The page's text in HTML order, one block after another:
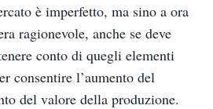
è imperfetto, ma sino a ora
ragionevole, anche se deve
conto di quegli elementi
consentire l’aumento del
del valore della produzione.